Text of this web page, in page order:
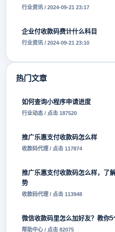
行业资讯 / 2024-09-21 23:17
企业付收款码费计什么科目
行业资讯 / 2024-09-21 23:10
热门文章
如何查询小程序申请进度
行业动态 / 点击 187520
推广乐惠支付收款码怎么样
收款码代理 / 点击 117874
推广乐惠支付收款码怎么样，了
势
收款码代理 / 点击 113948
微信收款码里怎么加好友？教你5
帮助中心 / 点击 82075